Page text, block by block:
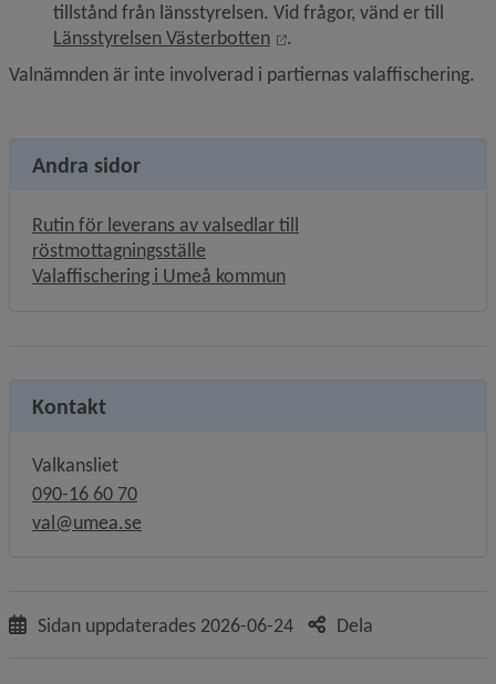
Länsstyrelsen Västerbotten
Länk till annan
.
Valnämnden är inte involverad i partiernas valaffischering.
Andra sidor
Rutin för leverans av valsedlar till
röstmottagningsställe
Valaffischering i Umeå kommun
Kontakt
Valkansliet
090-16 60 70
val@umea.se
Sidan uppdaterades 2026-06-24 Dela